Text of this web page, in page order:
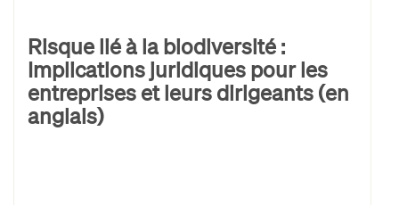
Risque lié à la biodiversité :
Implications juridiques pour les
entreprises et leurs dirigeants (en
anglais)